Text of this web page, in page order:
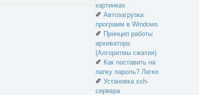
картинках
✐ Автозагрузка
программ в Windows
✐ Принцип работы
архиватора
(Алгоритмы сжатия)
✐ Как поставить на
папку пароль? Легко
✐ Установка ssh-
сервера